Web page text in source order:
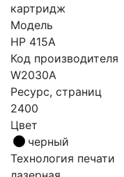
картридж
Модель
HP 415A
Код производителя
W2030A
Ресурс, страниц
2400
Цвет
черный
Технология печати